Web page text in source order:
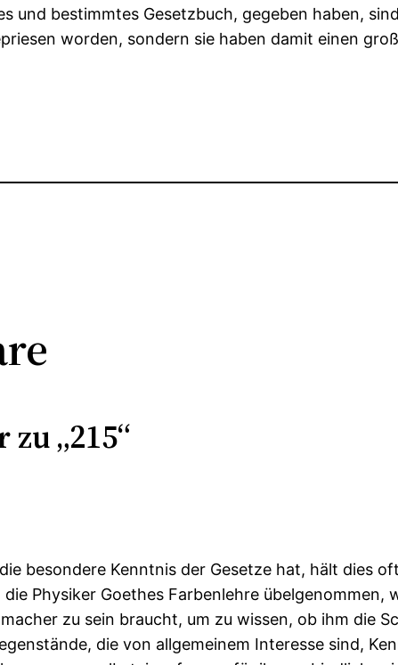
und bestimmtes Gesetzbuch, gegeben haben,
worden, sondern sie haben damit einen
„215“
besondere Kenntnis der Gesetze hat, hält dies
Physiker Goethes Farbenlehre
zu sein braucht, um zu wissen, ob ihm die
die von allgemeinem Interesse sind,